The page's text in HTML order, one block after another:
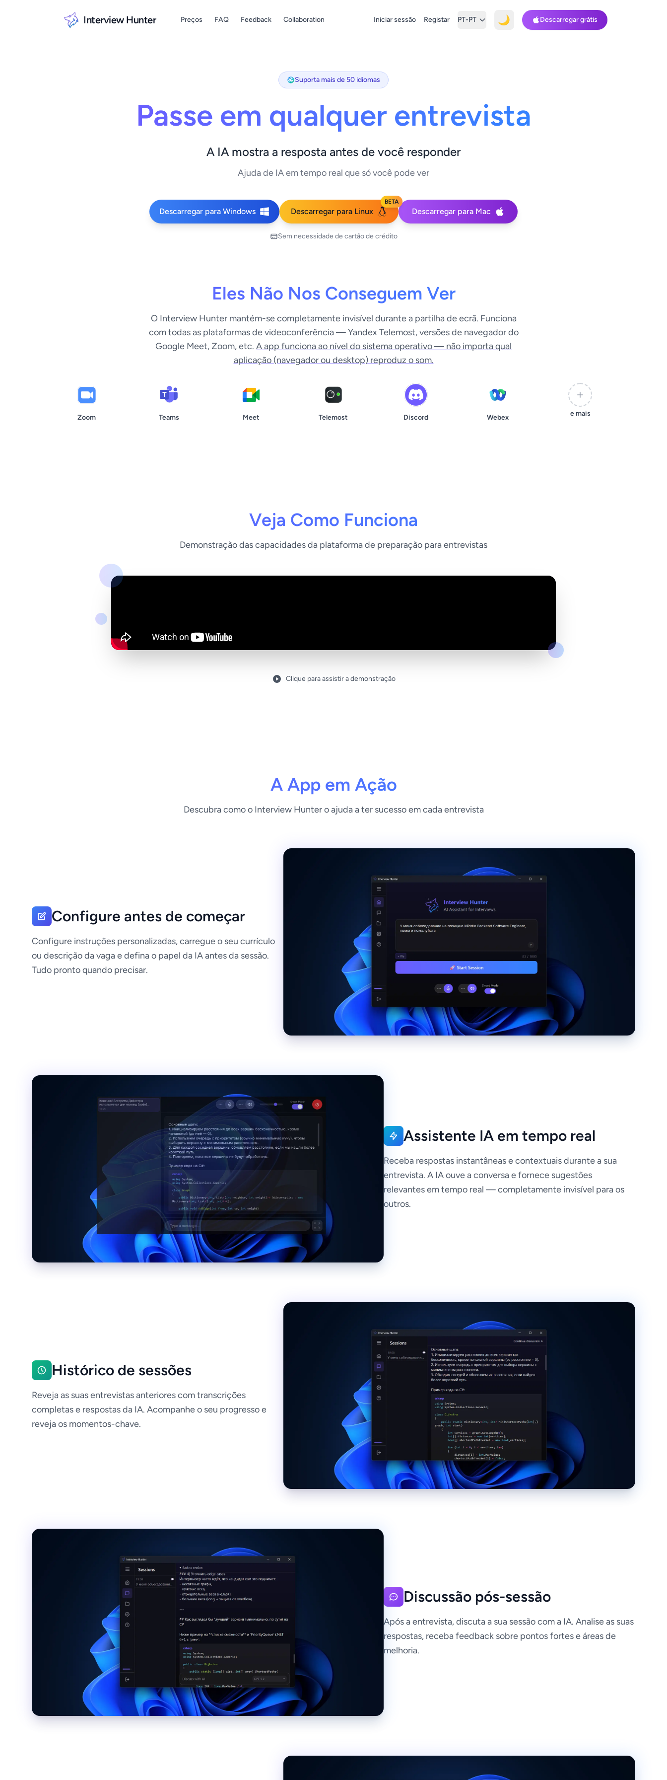
Interview Hunter Preços FAQ Feedback Collaboration Iniciar sessão Registar PT-PT 🌙 Descarregar grátis
Suporta mais de 50 idiomas
Passe em qualquer entrevista
A IA mostra a resposta antes de você responder
Ajuda de IA em tempo real que só você pode ver
Descarregar para Windows Descarregar para Linux
BETA
Descarregar para Mac
Sem necessidade de cartão de crédito
Eles Não Nos Conseguem Ver
O Interview Hunter mantém-se completamente invisível durante a partilha de ecrã. Funciona
com todas as plataformas de videoconferência — Yandex Telemost, versões de navegador do
Google Meet, Zoom, etc. A app funciona ao nível do sistema operativo — não importa qual
aplicação (navegador ou desktop) reproduz o som.
Zoom Teams Meet Telemost Discord Webex e mais
Veja Como Funciona
Demonstração das capacidades da plataforma de preparação para entrevistas
Clique para assistir a demonstração
A App em Ação
Descubra como o Interview Hunter o ajuda a ter sucesso em cada entrevista
Configure antes de começar
Configure instruções personalizadas, carregue o seu currículo
ou descrição da vaga e defina o papel da IA antes da sessão.
Tudo pronto quando precisar.
Assistente IA em tempo real
Receba respostas instantâneas e contextuais durante a sua
entrevista. A IA ouve a conversa e fornece sugestões
relevantes em tempo real — completamente invisível para os
outros.
Histórico de sessões
Reveja as suas entrevistas anteriores com transcrições
completas e respostas da IA. Acompanhe o seu progresso e
reveja os momentos-chave.
Discussão pós-sessão
Após a entrevista, discuta a sua sessão com a IA. Analise as suas
respostas, receba feedback sobre pontos fortes e áreas de
melhoria.